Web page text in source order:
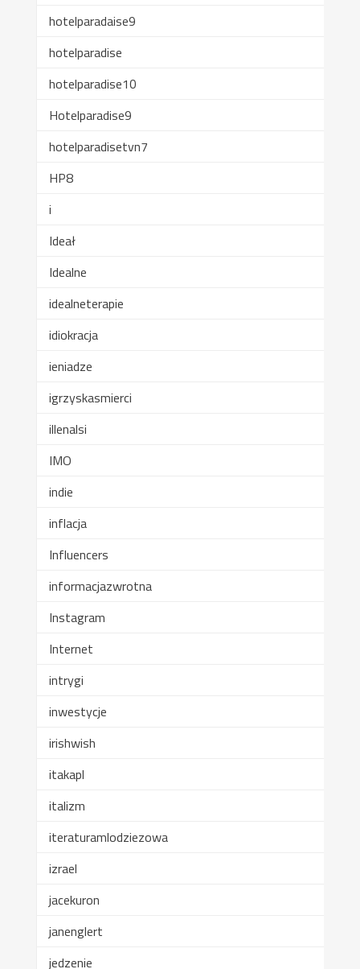
hotelparadaise9
hotelparadise
hotelparadise10
Hotelparadise9
hotelparadisetvn7
HP8
i
Ideał
Idealne
idealneterapie
idiokracja
ieniadze
igrzyskasmierci
illenalsi
IMO
indie
inflacja
Influencers
informacjazwrotna
Instagram
Internet
intrygi
inwestycje
irishwish
itakapl
italizm
iteraturamlodziezowa
izrael
jacekuron
janenglert
jedzenie